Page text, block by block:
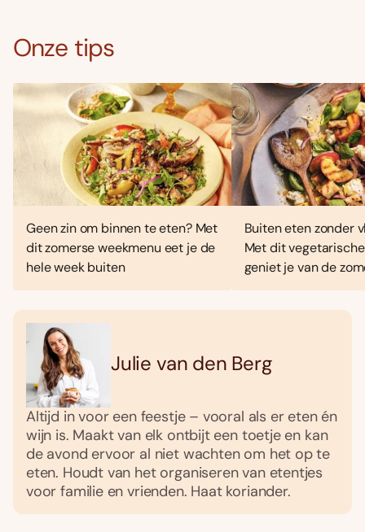
Onze tips
Geen zin om binnen te eten? Met
dit zomerse weekmenu eet je de
hele week buiten
Buiten eten zonder
Met dit
geniet je van de
Julie van den Berg
Altijd in voor een feestje – vooral als er eten én
wijn is. Maakt van elk ontbijt een toetje en kan
de avond ervoor al niet wachten om het op te
eten. Houdt van het organiseren van etentjes
voor familie en vrienden. Haat koriander.